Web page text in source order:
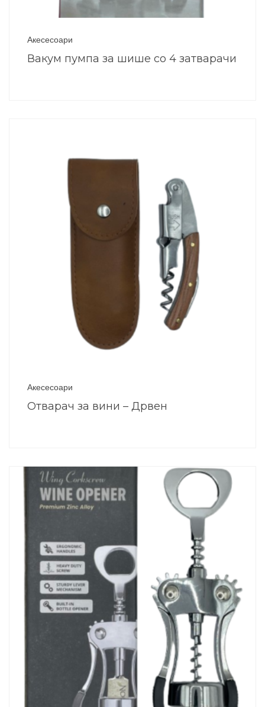
Акесесоари
Вакум пумпа за шише со 4 затварачи
Акесесоари
Отварач за вини – Дрвен